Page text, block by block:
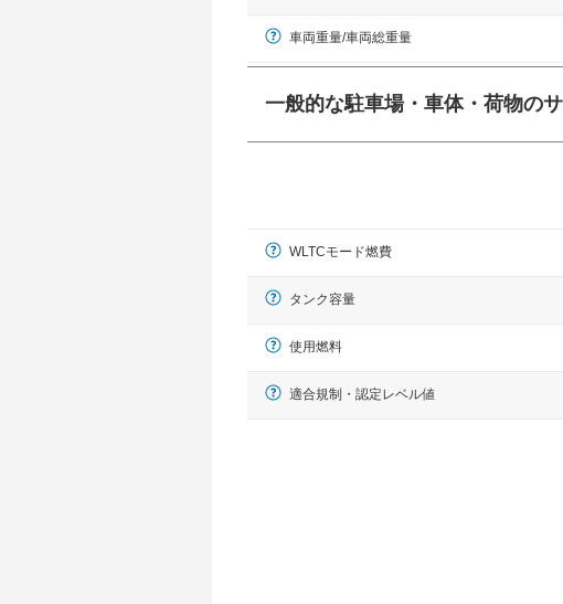
車両重量/車両総重量
一般的な駐車場・車体・荷物の
幅 5,000mmというサイズが標準値（最低
WLTCモード燃費
タンク容量
使用燃料
適合規制・認定レベル値